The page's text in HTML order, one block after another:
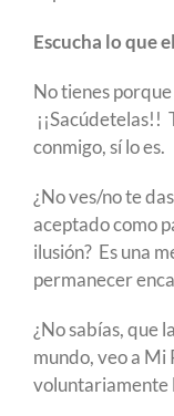
Escucha lo que
No tienes
¡¡Sacúdetelas!!
conmigo, sí lo es.
¿No ves/no te
aceptado como
ilusión? Es una
permanecer
¿No sabías, que
mundo, veo a
voluntariamente